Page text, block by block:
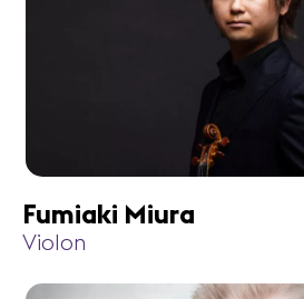
Fumiaki Miura
Violon